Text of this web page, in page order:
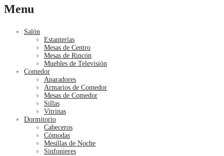
Menu
Salón
Estanterías
Mesas de Centro
Mesas de Rincón
Muebles de Televisión
Comedor
Aparadores
Armarios de Comedor
Mesas de Comedor
Sillas
Vitrinas
Dormitorio
Cabeceros
Cómodas
Mesillas de Noche
Sinfonieres